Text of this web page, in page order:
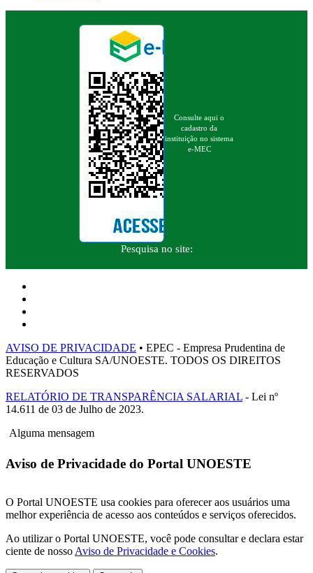
Consulte aqui o
cadastro da
instituição no sistema
e-MEC
Pesquisa no site:
AVISO DE PRIVACIDADE • EPEC - Empresa Prudentina de
Educação e Cultura SA/UNOESTE. TODOS OS DIREITOS
RESERVADOS
RELATÓRIO DE TRANSPARÊNCIA SALARIAL - Lei nº
14.611 de 03 de Julho de 2023.
Alguma mensagem
Aviso de Privacidade do Portal UNOESTE
O Portal UNOESTE usa cookies para oferecer aos usuários uma
melhor experiência de acesso aos conteúdos e serviços oferecidos.
Ao utilizar o Portal UNOESTE, você pode consultar e declara estar
ciente de nosso Aviso de Privacidade e Cookies.